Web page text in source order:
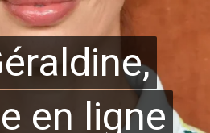
en ligne
en ligne